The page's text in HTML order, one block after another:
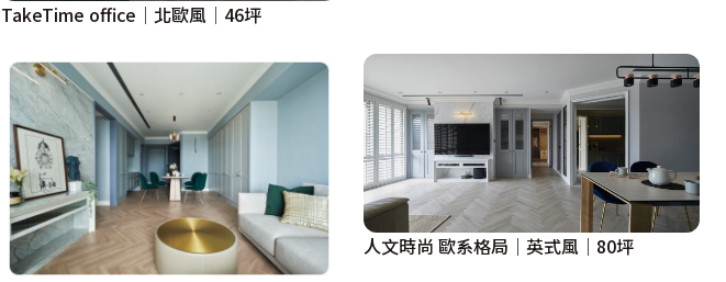
TakeTime office│北歐風│46坪
人文時尚 歐系格局｜英式風｜80坪